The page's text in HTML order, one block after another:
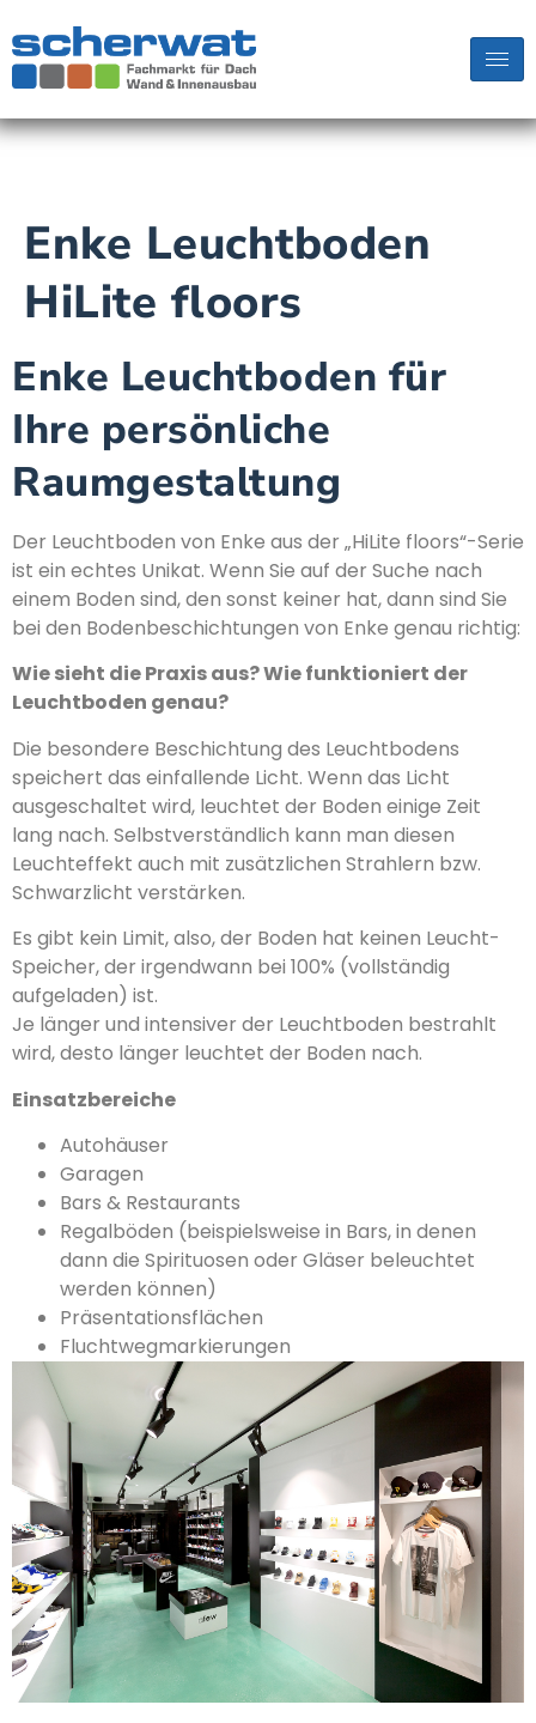
Enke Leuchtboden
HiLite floors
Enke Leuchtboden für
Ihre persönliche
Raumgestaltung
Der Leuchtboden von Enke aus der „HiLite floors“-Serie
ist ein echtes Unikat. Wenn Sie auf der Suche nach
einem Boden sind, den sonst keiner hat, dann sind Sie
bei den Bodenbeschichtungen von Enke genau richtig:
Wie sieht die Praxis aus? Wie funktioniert der
Leuchtboden genau?
Die besondere Beschichtung des Leuchtbodens
speichert das einfallende Licht. Wenn das Licht
ausgeschaltet wird, leuchtet der Boden einige Zeit
lang nach. Selbstverständlich kann man diesen
Leuchteffekt auch mit zusätzlichen Strahlern bzw.
Schwarzlicht verstärken.
Es gibt kein Limit, also, der Boden hat keinen Leucht-
Speicher, der irgendwann bei 100% (vollständig
aufgeladen) ist.
Je länger und intensiver der Leuchtboden bestrahlt
wird, desto länger leuchtet der Boden nach.
Einsatzbereiche
Autohäuser
Garagen
Bars & Restaurants
Regalböden (beispielsweise in Bars, in denen
dann die Spirituosen oder Gläser beleuchtet
werden können)
Präsentationsflächen
Fluchtwegmarkierungen